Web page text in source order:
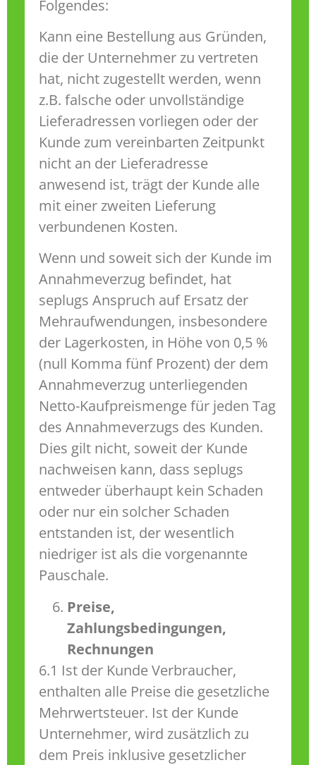
Folgendes:
Kann eine Bestellung aus Gründen,
die der Unternehmer zu vertreten
hat, nicht zugestellt werden, wenn
z.B. falsche oder unvollständige
Lieferadressen vorliegen oder der
Kunde zum vereinbarten Zeitpunkt
nicht an der Lieferadresse
anwesend ist, trägt der Kunde alle
mit einer zweiten Lieferung
verbundenen Kosten.
Wenn und soweit sich der Kunde im
Annahmeverzug befindet, hat
seplugs Anspruch auf Ersatz der
Mehraufwendungen, insbesondere
der Lagerkosten, in Höhe von 0,5 %
(null Komma fünf Prozent) der dem
Annahmeverzug unterliegenden
Netto-Kaufpreismenge für jeden Tag
des Annahmeverzugs des Kunden.
Dies gilt nicht, soweit der Kunde
nachweisen kann, dass seplugs
entweder überhaupt kein Schaden
oder nur ein solcher Schaden
entstanden ist, der wesentlich
niedriger ist als die vorgenannte
Pauschale.
Preise,
Zahlungsbedingungen,
Rechnungen
6.1 Ist der Kunde Verbraucher,
enthalten alle Preise die gesetzliche
Mehrwertsteuer. Ist der Kunde
Unternehmer, wird zusätzlich zu
dem Preis inklusive gesetzlicher